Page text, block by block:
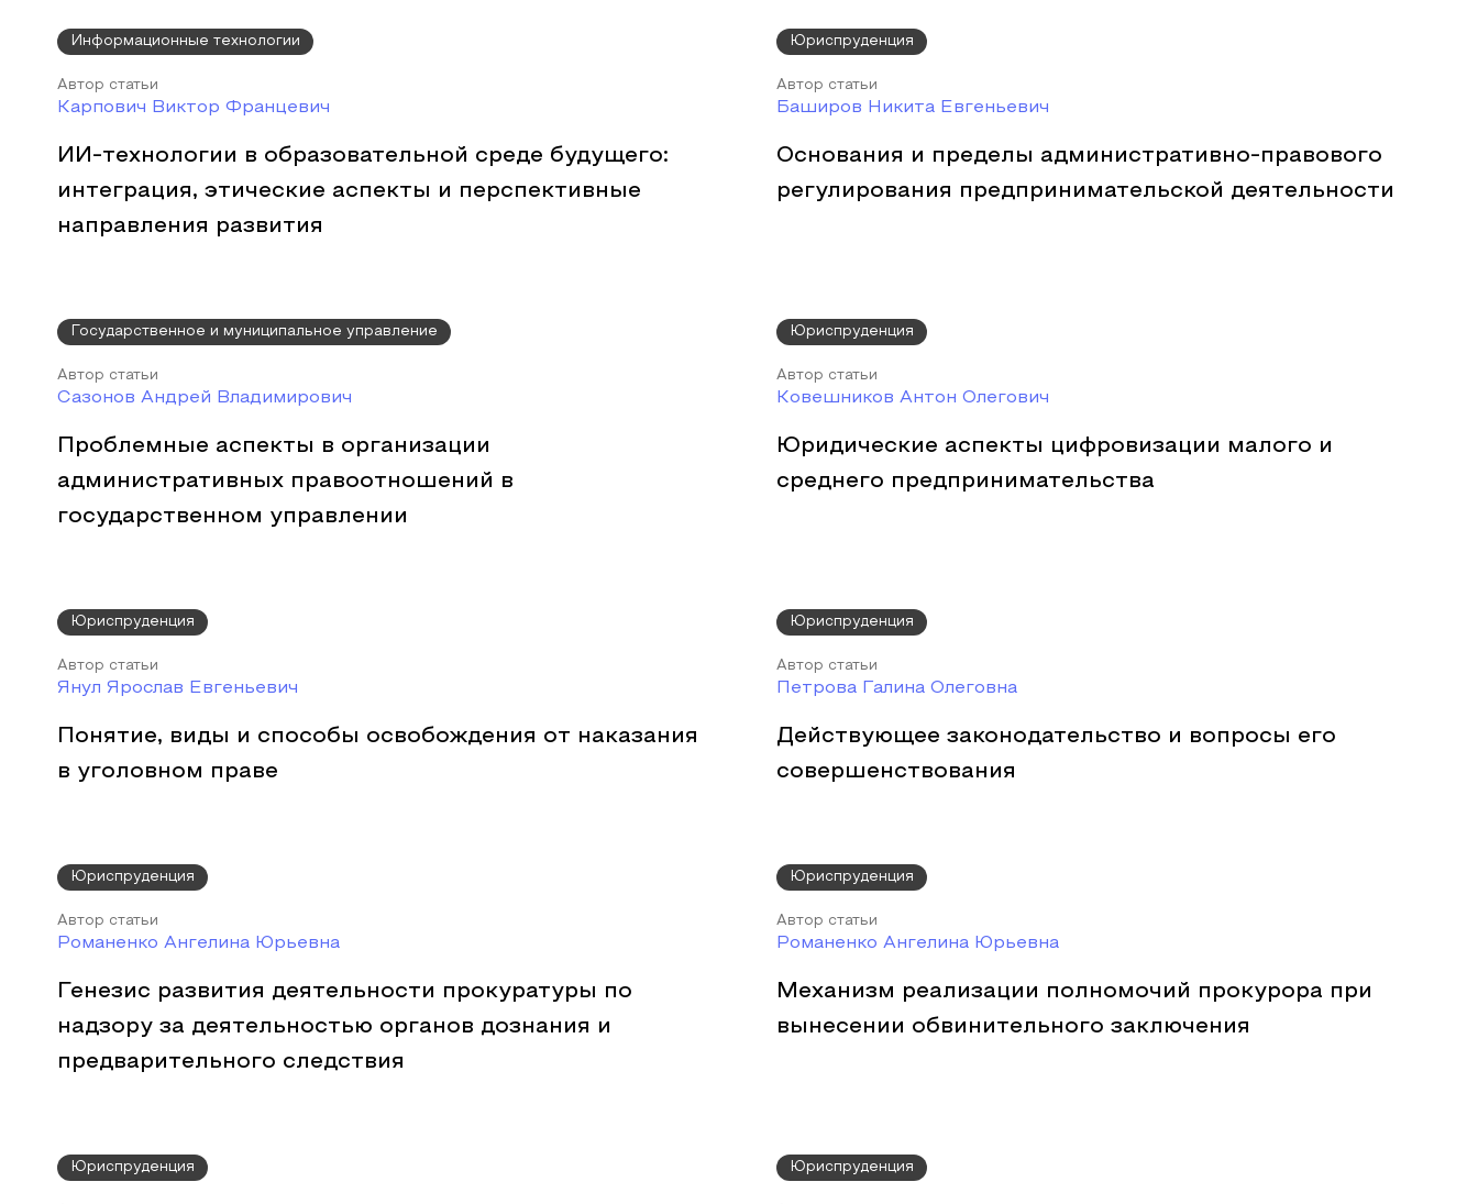
Информационные технологии
Автор статьи
Карпович Виктор Францевич
ИИ-технологии в образовательной среде будущего:
интеграция, этические аспекты и перспективные
направления развития
Юриспруденция
Автор статьи
Баширов Никита Евгеньевич
Основания и пределы административно-правового
регулирования предпринимательской деятельности
Государственное и муниципальное управление
Автор статьи
Сазонов Андрей Владимирович
Проблемные аспекты в организации
административных правоотношений в
государственном управлении
Юриспруденция
Автор статьи
Ковешников Антон Олегович
Юридические аспекты цифровизации малого и
среднего предпринимательства
Юриспруденция
Автор статьи
Янул Ярослав Евгеньевич
Понятие, виды и способы освобождения от наказания
в уголовном праве
Юриспруденция
Автор статьи
Петрова Галина Олеговна
Действующее законодательство и вопросы его
совершенствования
Юриспруденция
Автор статьи
Романенко Ангелина Юрьевна
Генезис развития деятельности прокуратуры по
надзору за деятельностью органов дознания и
предварительного следствия
Юриспруденция
Автор статьи
Романенко Ангелина Юрьевна
Механизм реализации полномочий прокурора при
вынесении обвинительного заключения
Юриспруденция Юриспруденция